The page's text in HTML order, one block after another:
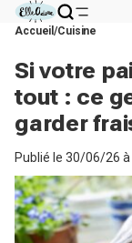
Accueil Cuisine
Si votre
tout : ce
garder
Publié le 30/06/26 à